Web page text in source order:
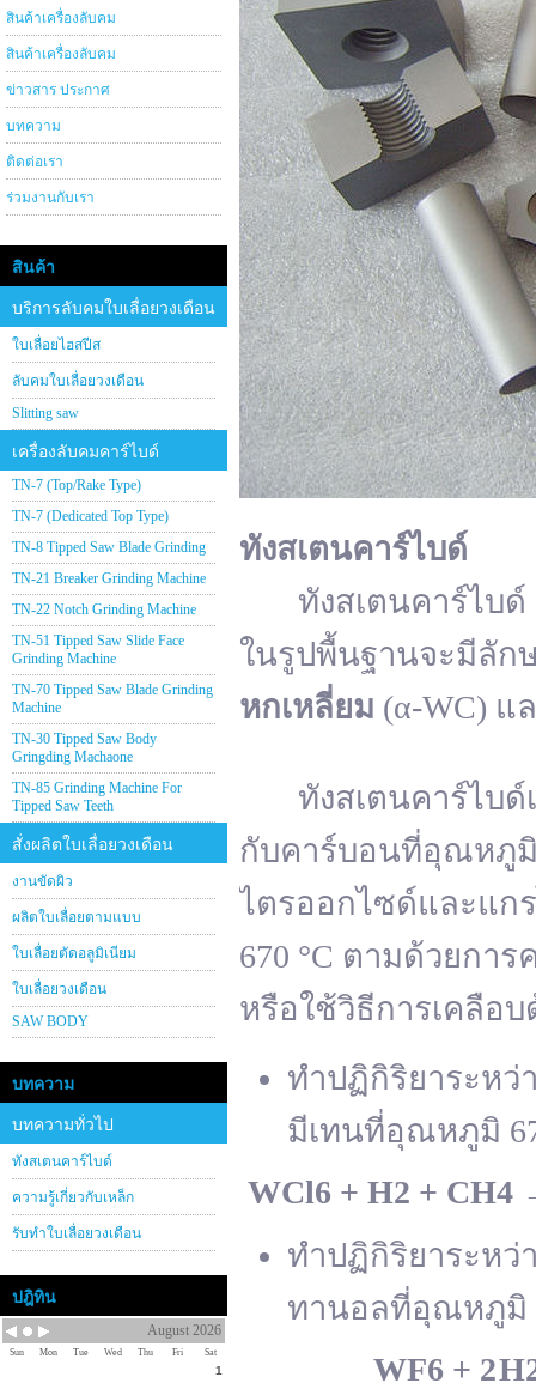
สินค้าเครื่องลับคม
สินค้าเครื่องลับคม
ข่าวสาร ประกาศ
บทความ
ติดต่อเรา
ร่วมงานกับเรา
สินค้า
บริการลับคมใบเลื่อยวงเดือน
ใบเลื่อยไฮสปีส
ลับคมใบเลื่อยวงเดือน
Slitting saw
เครื่องลับคมคาร์ไบด์
TN-7 (Top/Rake Type)
TN-7 (Dedicated Top Type)
TN-8 Tipped Saw Blade Grinding
TN-21 Breaker Grinding Machine
TN-22 Notch Grinding Machine
TN-51 Tipped Saw Slide Face
Grinding Machine
TN-70 Tipped Saw Blade Grinding
Machine
TN-30 Tipped Saw Body
Gringding Machaone
TN-85 Grinding Machine For
Tipped Saw Teeth
สั่งผลิตใบเลื่อยวงเดือน
งานขัดผิว
ผลิตใบเลื่อยตามแบบ
ใบเลื่อยตัดอลูมิเนียม
ใบเลื่อยวงเดือน
SAW BODY
บทความ
บทความทั่วไป
ทังสเตนคาร์ไบด์
ความรู้เกี่ยวกับเหล็ก
รับทำใบเลื่อยวงเดือน
ปฎิทิน
August 2026
Sun Mon Tue Wed Thu Fri Sat
1
ทังสเตนคาร์ไบด์
ทังสเตนคาร์ไบด์ (
ในรูปพื้นฐานจะมีลัก
หกเหลี่ยม (α-WC) แ
ทังสเตนคาร์ไบด์เ
กับคาร์บอนที่อุณหภูมิ
ไตรออกไซด์และแก
670 °C ตามด้วยกา
หรือใช้วิธีการเคลือบ
ทำปฏิกิริยาระหว่
มีเทนที่อุณหภูมิ
WCl6 + H2 + CH4
ทำปฏิกิริยาระหว่
ทานอลที่อุณหภูมิ
WF6 + 2 H